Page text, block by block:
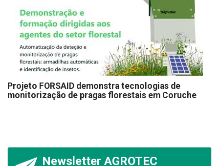
Projeto FORSAID demonstra tecnologias de
monitorização de pragas florestais em Coruche
Newsletter AGROTEC